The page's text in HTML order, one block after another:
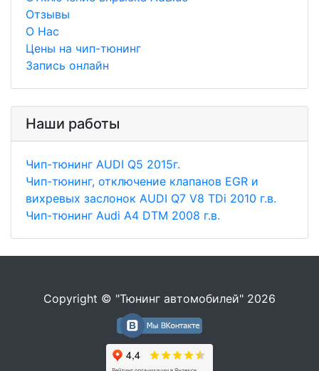
Отзывы
О Нас
Цены на чип-тюнинг
Запись онлайн
Наши работы
Чип-тюнинг AUDI Q5 2015г.
Чип-тюнинг, отключение клапанов EGR и
вихревых заслонок AUDI Q7 V8 TDi 2010 г.в.
Чип-тюнинг Audi A4 DTM 2008 г.в.
Copyright © "Тюнинг автомобилей" 2026